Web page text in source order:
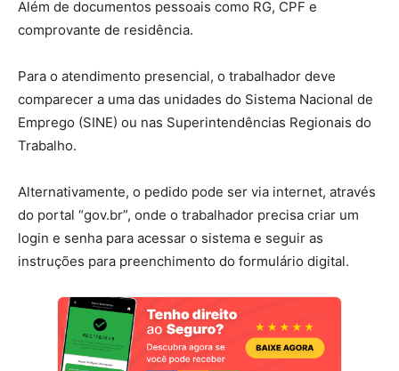
Além de documentos pessoais como RG, CPF e
comprovante de residência.
Para o atendimento presencial, o trabalhador deve
comparecer a uma das unidades do Sistema Nacional de
Emprego (SINE) ou nas Superintendências Regionais do
Trabalho.
Alternativamente, o pedido pode ser via internet, através
do portal “gov.br”, onde o trabalhador precisa criar um
login e senha para acessar o sistema e seguir as
instruções para preenchimento do formulário digital.